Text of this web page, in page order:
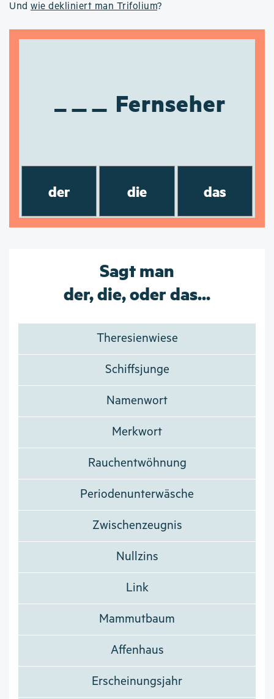
Und wie dekliniert man Trifolium?
Fernseher
der die das
Sagt man
der, die, oder das...
Theresienwiese
Schiffsjunge
Namenwort
Merkwort
Rauchentwöhnung
Periodenunterwäsche
Zwischenzeugnis
Nullzins
Link
Mammutbaum
Affenhaus
Erscheinungsjahr